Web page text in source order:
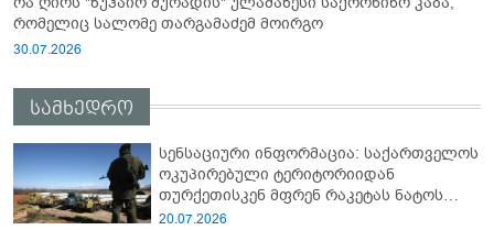
რომელიც სალომე თარგამაძემ მოირგო
30.07.2026
სამხედრო
სენსაციური ინფორმაცია: საქართველოს
ოკუპირებული ტერიტორიიდან
თურქეთისკენ მფრენ რაკეტას ნატოს
სამიტი კინაღამ ჩაუშლია
20.07.2026